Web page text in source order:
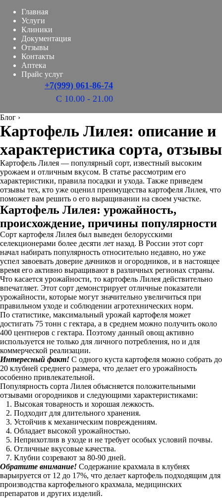
Главная
Услуги
Клиники
Документация
Отзывы
Контакты
Аптека
Прайс услуг
+7(999) 061-86-74
С 10.00 - 21.00
Блог ›
Картофель Лилея: описание и
характеристика сорта, отзывы
Картофель Лилея — популярный сорт, известный высоким
урожаем и отличным вкусом. В статье рассмотрим его
характеристики, правила посадки и ухода. Также приведем
отзывы тех, кто уже оценил преимущества картофеля Лилея, что
поможет вам решить о его выращивании на своем участке.
Картофель Лилея: урожайность,
происхождение, причины популярности
Сорт картофеля Лилея был выведен белорусскими
селекционерами более десяти лет назад. В России этот сорт
начал набирать популярность относительно недавно, но уже
успел завоевать доверие дачников и огородников, и в настоящее
время его активно выращивают в различных регионах страны.
Что касается урожайности, то картофель Лилея действительно
впечатляет. Этот сорт демонстрирует отличные показатели
урожайности, которые могут значительно увеличиться при
правильном уходе и соблюдении агротехнических норм.
По статистике, максимальный урожай картофеля может
достигать 75 тонн с гектара, а в среднем можно получить около
400 центнеров с гектара. Поэтому данный овощ активно
используется не только для личного потребления, но и для
коммерческой реализации.
Интересный факт! С одного куста картофеля можно собрать до
20 клубней среднего размера, что делает его урожайность
особенно привлекательной.
Популярность сорта Лилея объясняется положительными
отзывами огородников и следующими характеристиками:
Высокая товарность и хорошая лежкость.
Подходит для длительного хранения.
Устойчив к механическим повреждениям.
Обладает высокой урожайностью.
Неприхотлив в уходе и не требует особых условий почвы.
Отличные вкусовые качества.
Клубни созревают за 80-90 дней.
Обратите внимание! Содержание крахмала в клубнях
варьируется от 12 до 17%, что делает картофель подходящим для
производства картофельного крахмала, медицинских
препаратов и других изделий.